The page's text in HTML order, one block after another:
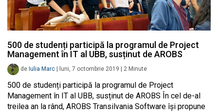
500 de studenți participă la programul de Project
Management în IT al UBB, susținut de AROBS
de Iulia Marc luni, 7 octombrie 2019 2 Minute
500 de studenți participă la programul de Project
Management în IT al UBB, susținut de AROBS În cel de-al
treilea an la rând, AROBS Transilvania Software își propune